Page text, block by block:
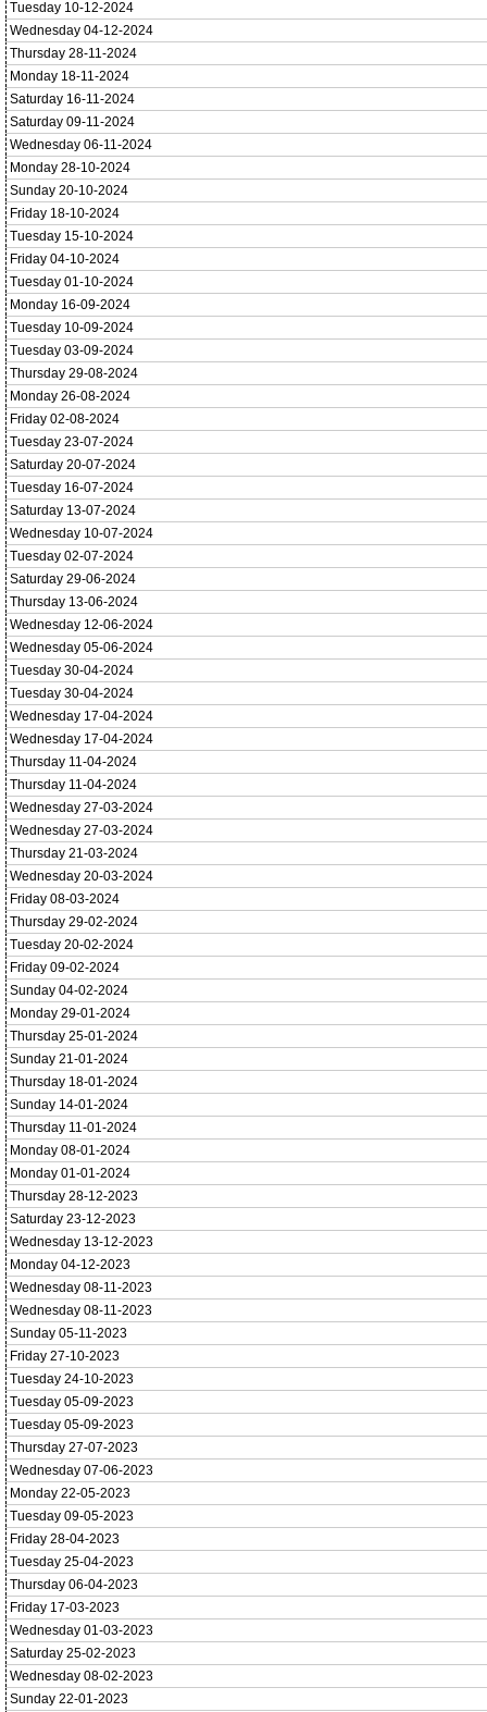
Tuesday 10-12-2024
Wednesday 04-12-2024
Thursday 28-11-2024
Monday 18-11-2024
Saturday 16-11-2024
Saturday 09-11-2024
Wednesday 06-11-2024
Monday 28-10-2024
Sunday 20-10-2024
Friday 18-10-2024
Tuesday 15-10-2024
Friday 04-10-2024
Tuesday 01-10-2024
Monday 16-09-2024
Tuesday 10-09-2024
Tuesday 03-09-2024
Thursday 29-08-2024
Monday 26-08-2024
Friday 02-08-2024
Tuesday 23-07-2024
Saturday 20-07-2024
Tuesday 16-07-2024
Saturday 13-07-2024
Wednesday 10-07-2024
Tuesday 02-07-2024
Saturday 29-06-2024
Thursday 13-06-2024
Wednesday 12-06-2024
Wednesday 05-06-2024
Tuesday 30-04-2024
Tuesday 30-04-2024
Wednesday 17-04-2024
Wednesday 17-04-2024
Thursday 11-04-2024
Thursday 11-04-2024
Wednesday 27-03-2024
Wednesday 27-03-2024
Thursday 21-03-2024
Wednesday 20-03-2024
Friday 08-03-2024
Thursday 29-02-2024
Tuesday 20-02-2024
Friday 09-02-2024
Sunday 04-02-2024
Monday 29-01-2024
Thursday 25-01-2024
Sunday 21-01-2024
Thursday 18-01-2024
Sunday 14-01-2024
Thursday 11-01-2024
Monday 08-01-2024
Monday 01-01-2024
Thursday 28-12-2023
Saturday 23-12-2023
Wednesday 13-12-2023
Monday 04-12-2023
Wednesday 08-11-2023
Wednesday 08-11-2023
Sunday 05-11-2023
Friday 27-10-2023
Tuesday 24-10-2023
Tuesday 05-09-2023
Tuesday 05-09-2023
Thursday 27-07-2023
Wednesday 07-06-2023
Monday 22-05-2023
Tuesday 09-05-2023
Friday 28-04-2023
Tuesday 25-04-2023
Thursday 06-04-2023
Friday 17-03-2023
Wednesday 01-03-2023
Saturday 25-02-2023
Wednesday 08-02-2023
Sunday 22-01-2023